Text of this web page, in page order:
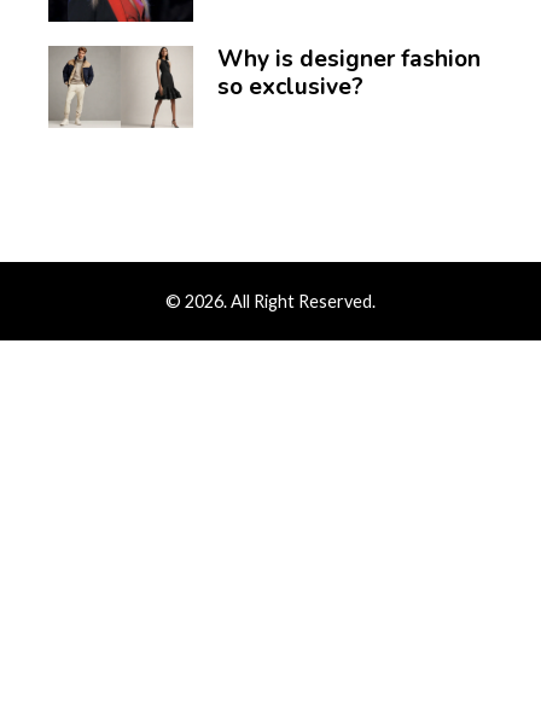
Why is designer fashion
so exclusive?
© 2026. All Right Reserved.